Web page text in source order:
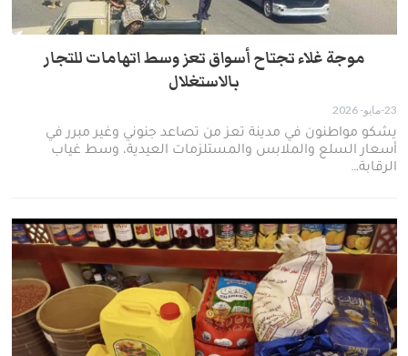
موجة غلاء تجتاح أسواق تعز وسط اتهامات للتجار
بالاستغلال
23-مايو- 2026
يشكو مواطنون في مدينة تعز من تصاعد جنوني وغير مبرر في
أسعار السلع والملابس والمستلزمات العيدية، وسط غياب
الرقابة…